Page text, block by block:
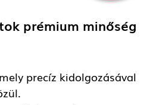
prémium minőség
precíz kidolgozásával